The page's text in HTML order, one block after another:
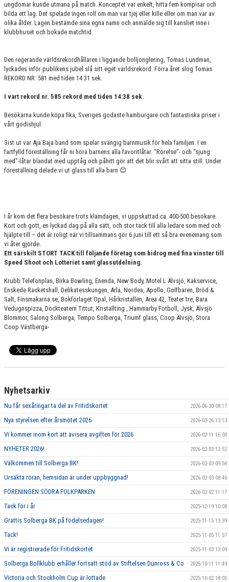
ungdomar kunde utmana på match. Konceptet var enkelt, hitta fem kompisar och
bilda ett lag. Det spelade ingen roll om man var tjej eller kille eller om man var av
olika ålder. Lagen bestämde sina egna namn och anmälde sig till kansliet inne i
klubbhuset och bokade matchtid.
Den regerande världsrekordhållaren i liggande bolljonglering, Tomas Lundman,
lyckades inför publikens jubel slå sitt eget världsrekord. Förra året slog Tomas
REKORD NR: 581 med tiden 14:31 sek.
I vart rekord nr. 585 rekord med tiden 14:38 sek.
Besökarna kunde köpa fika, Sveriges godaste hamburgare och fantastiska priser i
vårt godishjul.
Sist ut var Aja Baja band som spelar svängig barnmusik för hela familjen. I en
fartfylld föreställning får ni höra barnens alla favoritlåtar. “Rörelse”- och “sjung
med”-låtar blandat med upptåg och påhitt gör att det blir svårt att sitta still. Under
föreställning delade vi ut glass till alla barn 😊
I år kom det flera besökare trots klämdagen, vi uppskattad ca 400-500 besökare.
Kort och gott, en lyckad dag på alla sätt, och stor tack till alla ledare som med och
hjälpte till – det är roligt när vi tillsammans gör 6 juni till ett så bra evenemang som
vi åter gjorde.
Ett särskilt STORT TACK till följande företag som bidrog med fina vinster till
Speed Shoot och Lotteriet samt glassutdelning.
Krubb Telefonplan, Birka Bowling, Enenda, New Body, Motel L Älvsjö, Kakservice,
Enskede Racketshall, Delikatesskungen, Arla, Nordea, Apollo, Golfbaren, Bröd &
Salt, Finsmakarna.se, Bokförlaget Opal, Hårkristallen, Area 42, Teater tre, Bara
Vedugnspizza, Dockteatern Tittut, Kristallting , Hammarby Fotboll, Jysk, Älvsjö
Blommor, Salong Solberga, Tempo Solberga, Triumf glass, Coop Älvsjö, Stora
Coop Västberga-
Nyhetsarkiv
Nu får sexåringar ta del av Fritidskortet 2026-06-30 08:17
Nya styrelsen efter årsmötet 2026 2026-03-26 13:13
Vi kommer inom kort att avisera avgiften för 2026 2026-02-11 15:00
NYHETER 2026! 2026-02-03 12:52
Välkommen till Solberga BK! 2026-02-03 09:54
Ursäkta röran, hemsidan är under uppbyggnad! 2026-02-03 08:40
FÖRENINGEN SÖDRA FOLKPARKEN 2026-02-02 11:17
Tack för i år 2025-12-19 10:08
Grattis Solberga BK på födelsedagen! 2025-11-15 13:39
Tack! 2025-11-05 11:57
Vi är registrerade för Fritidskortet 2025-11-03 13:09
Solberga Bollklubb erhåller fortsatt stöd av Stiftelsen Dunross & Co 2025-10-11 11:49
Victoria och Stockholm Cup är lottade 2025-10-02 18:05